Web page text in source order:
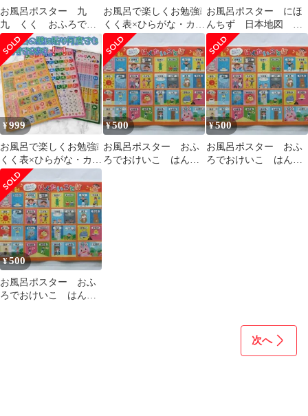
お風呂ポスター 九
九 くく おふろでお
けいこ 知育
お風呂で楽しくお勉強❕
くく表×ひらがな・カタ
カナ表×ABCの3枚セッ
ト0513A
お風呂ポスター にほ
んちず 日本地図 地
図 都道府県 おふろ
でおけいこ ポスター
¥999
お風呂で楽しくお勉強❕
くく表×ひらがな・カタ
カナ表×ABCの3枚セッ
ト628A①
¥500
お風呂ポスター おふ
ろでおけいこ はんた
¥500
お風呂ポスター おふ
ろでおけいこ はんた
¥500
お風呂ポスター おふ
ろでおけいこ はんた
次へ